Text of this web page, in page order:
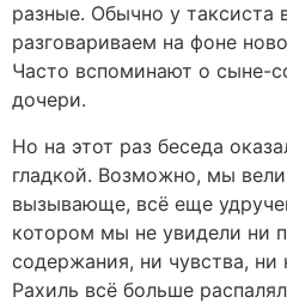
разные. Обычно у
разговариваем на фоне
Часто вспоминают о сыне-
дочери.
Но на этот раз беседа
гладкой. Возможно, мы
вызывающе, всё еще
котором мы не увидели ни
содержания, ни чувства,
Рахиль всё больше